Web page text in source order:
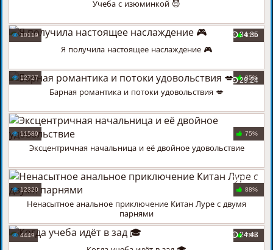
Учеба с изюминкой 😈
10119 87%
Я получила настоящее наслаждение 🎮
34:35
12727 85%
Барная романтика и потоки удовольствия 💋
29:24
11589 75%
Эксцентричная начальница и её двойное удовольствие
12320 88%
Ненасытное анальное приключение Китан Луре с двумя
парнями
30:59
4449 78%
24:43